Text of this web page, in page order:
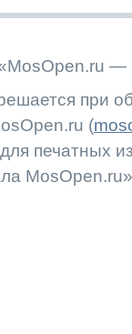
—
при
(
печатных